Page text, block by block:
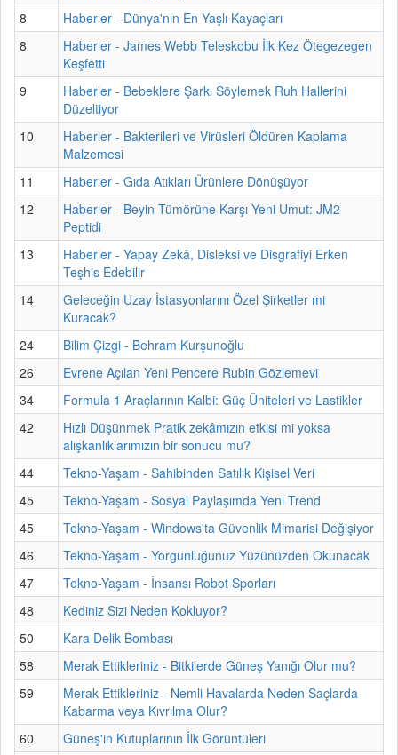
8
Haberler - Dünya'nın En Yaşlı Kayaçları
8
Haberler - James Webb Teleskobu İlk Kez Ötegezegen
Keşfetti
9
Haberler - Bebeklere Şarkı Söylemek Ruh Hallerini
Düzeltiyor
10
Haberler - Bakterileri ve Virüsleri Öldüren Kaplama
Malzemesi
11
Haberler - Gıda Atıkları Ürünlere Dönüşüyor
12
Haberler - Beyin Tümörüne Karşı Yeni Umut: JM2
Peptidi
13
Haberler - Yapay Zekâ, Disleksi ve Disgrafiyi Erken
Teşhis Edebilir
14
Geleceğin Uzay İstasyonlarını Özel Şirketler mi
Kuracak?
24
Bilim Çizgi - Behram Kurşunoğlu
26
Evrene Açılan Yeni Pencere Rubin Gözlemevi
34
Formula 1 Araçlarının Kalbi: Güç Üniteleri ve Lastikler
42
Hızlı Düşünmek Pratik zekâmızın etkisi mi yoksa
alışkanlıklarımızın bir sonucu mu?
44
Tekno-Yaşam - Sahibinden Satılık Kişisel Veri
45
Tekno-Yaşam - Sosyal Paylaşımda Yeni Trend
45
Tekno-Yaşam - Windows'ta Güvenlik Mimarisi Değişiyor
46
Tekno-Yaşam - Yorgunluğunuz Yüzünüzden Okunacak
47
Tekno-Yaşam - İnsansı Robot Sporları
48
Kediniz Sizi Neden Kokluyor?
50
Kara Delik Bombası
58
Merak Ettikleriniz - Bitkilerde Güneş Yanığı Olur mu?
59
Merak Ettikleriniz - Nemli Havalarda Neden Saçlarda
Kabarma veya Kıvrılma Olur?
60
Güneş'in Kutuplarının İlk Görüntüleri